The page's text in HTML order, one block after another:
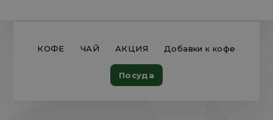
КОФЕ ЧАЙ АКЦИЯ Добавки к кофе
Посуда